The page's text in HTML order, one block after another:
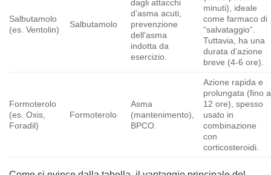
Salbutamolo
(es. Ventolin)
Salbutamolo
dagli attacchi
d’asma acuti,
prevenzione
dell’asma
indotta da
esercizio.
minuti), ideale
come farmaco di
“salvataggio”.
Tuttavia, ha una
durata d’azione
breve (4-6 ore).
Formoterolo
(es. Oxis,
Foradil)
Formoterolo
Asma
(mantenimento),
BPCO.
Azione rapida e
prolungata (fino a
12 ore), spesso
usato in
combinazione
con
corticosteroidi.